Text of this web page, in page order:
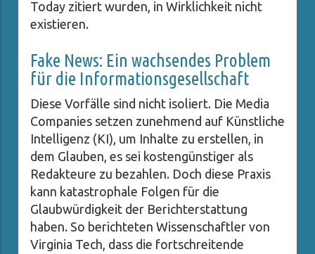
Today zitiert wurden, in Wirklichkeit nicht
existieren.
Fake News: Ein wachsendes Problem
für die Informationsgesellschaft
Diese Vorfälle sind nicht isoliert. Die Media
Companies setzen zunehmend auf Künstliche
Intelligenz (KI), um Inhalte zu erstellen, in
dem Glauben, es sei kostengünstiger als
Redakteure zu bezahlen. Doch diese Praxis
kann katastrophale Folgen für die
Glaubwürdigkeit der Berichterstattung
haben. So berichteten Wissenschaftler von
Virginia Tech, dass die fortschreitende